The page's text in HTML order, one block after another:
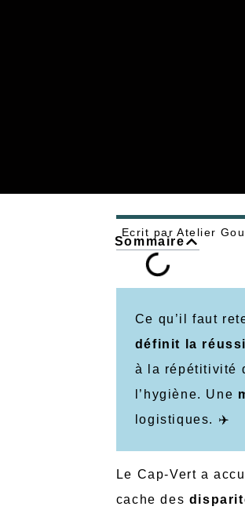
Ecrit par Atelier
Sommaire
Ce qu’il faut
définit la
à la répétitivité
l’hygiène. Une
logistiques. ✈️
Le Cap-Vert a
cache des